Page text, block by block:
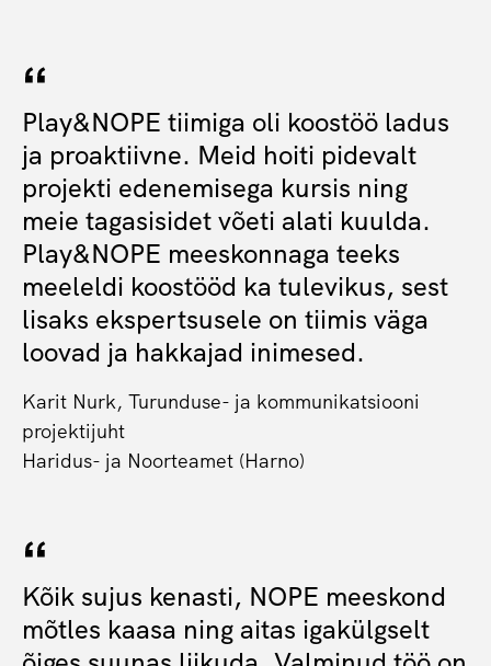
Play&NOPE tiimiga oli koostöö ladus
ja proaktiivne. Meid hoiti pidevalt
projekti edenemisega kursis ning
meie tagasisidet võeti alati kuulda.
Play&NOPE meeskonnaga teeks
meeleldi koostööd ka tulevikus, sest
lisaks ekspertsusele on tiimis väga
loovad ja hakkajad inimesed.
Karit Nurk, Turunduse- ja kommunikatsiooni
projektijuht
Haridus- ja Noorteamet (Harno)
Kõik sujus kenasti, NOPE meeskond
mõtles kaasa ning aitas igakülgselt